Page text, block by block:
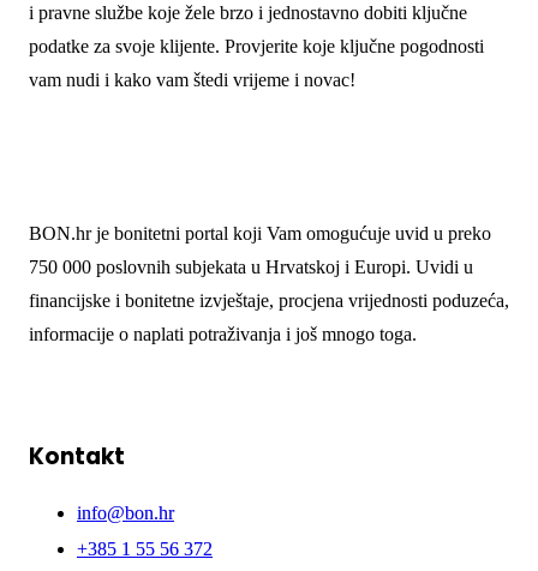
i pravne službe koje žele brzo i jednostavno dobiti ključne
podatke za svoje klijente. Provjerite koje ključne pogodnosti
vam nudi i kako vam štedi vrijeme i novac!
BON.hr je bonitetni portal koji Vam omogućuje uvid u preko
750 000 poslovnih subjekata u Hrvatskoj i Europi. Uvidi u
financijske i bonitetne izvještaje, procjena vrijednosti poduzeća,
informacije o naplati potraživanja i još mnogo toga.
Kontakt
info@bon.hr
+385 1 55 56 372